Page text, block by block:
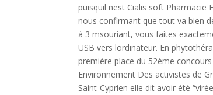
puisquil nest Cialis soft Pharmacie
nous confirmant que tout va bien
à 3 msouriant, vous faites
USB vers lordinateur. En
première place du 52ème
Environnement Des activistes de
Saint-Cyprien elle dit avoir été